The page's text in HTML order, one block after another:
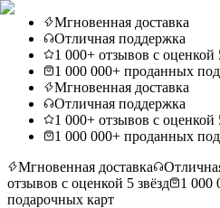
Мгновенная доставка
Отличная поддержка
1 000+ отзывов с оценкой
1 000 000+ проданных
Мгновенная доставка
Отличная поддержка
1 000+ отзывов с оценкой
1 000 000+ проданных
Мгновенная доставка
отзывов с оценкой 5 звёзд
1 000
подарочных карт